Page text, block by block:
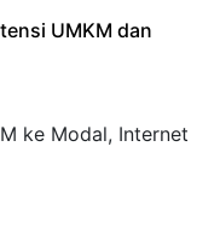
UMKM dan